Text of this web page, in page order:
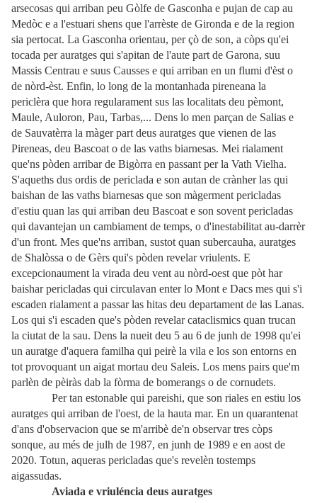
arsecosas qui arriban peu Gòlfe de Gasconha e pujan de cap au
Medòc e a l'estuari shens que l'arrèste de Gironda e de la region
sia pertocat. La Gasconha orientau, per çò de son, a còps qu'ei
tocada per auratges qui s'apitan de l'aute part de Garona, suu
Massis Centrau e suus Causses e qui arriban en un flumi d'èst o
de nòrd-èst. Enfin, lo long de la montanhada pireneana la
periclèra que hora regularament sus las localitats deu pèmont,
Maule, Auloron, Pau, Tarbas,... Dens lo men parçan de Salias e
de Sauvatèrra la màger part deus auratges que vienen de las
Pireneas, deu Bascoat o de las vaths biarnesas. Mei rialament
que'ns pòden arribar de Bigòrra en passant per la Vath Vielha.
S'aqueths dus ordis de periclada e son autan de crànher las qui
baishan de las vaths biarnesas que son màgerment pericladas
d'estiu quan las qui arriban deu Bascoat e son sovent pericladas
qui davantejan un cambiament de temps, o d'inestabilitat au-darrèr
d'un front. Mes que'ns arriban, sustot quan subercauha, auratges
de Shalòssa o de Gèrs qui's pòden revelar vriulents. E
excepcionaument la virada deu vent au nòrd-oest que pòt har
baishar pericladas qui circulavan enter lo Mont e Dacs mes qui s'i
escaden rialament a passar las hitas deu departament de las Lanas.
Los qui s'i escaden que's pòden revelar cataclismics quan trucan
la ciutat de la sau. Dens la nueit deu 5 au 6 de junh de 1998 qu'ei
un auratge d'aquera familha qui peirè la vila e los son entorns en
tot provoquant un aigat mortau deu Saleis. Los mens pairs que'm
parlèn de pèiràs dab la fòrma de bomerangs o de cornudets.
Per tan estonable qui pareishi, que son riales en estiu los
auratges qui arriban de l'oest, de la hauta mar. En un quarantenat
d'ans d'observacion que se m'arribè de'n observar tres còps
sonque, au més de julh de 1987, en junh de 1989 e en aost de
2020. Totun, aqueras pericladas que's revelèn tostemps
aigassudas.
Aviada e vriuléncia deus auratges